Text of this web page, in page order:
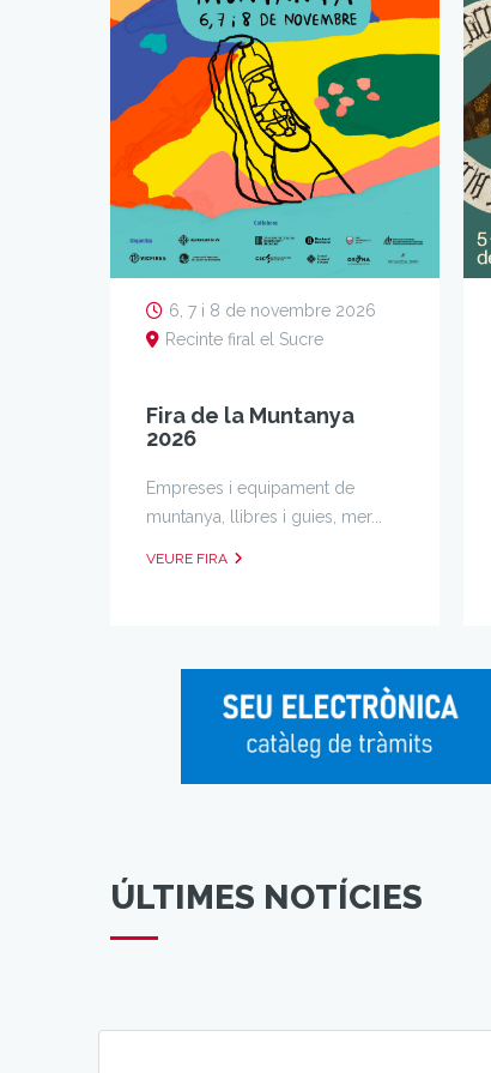
6, 7 i 8 de novembre 2026
Recinte firal el Sucre
Fira de la Muntanya
2026
Empreses i equipament de
muntanya, llibres i guies, mer...
VEURE FIRA
ÚLTIMES NOTÍCIES